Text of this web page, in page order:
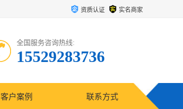
资质认证 实名商家
全国服务咨询热线:
15529283736
客户案例 联系方式